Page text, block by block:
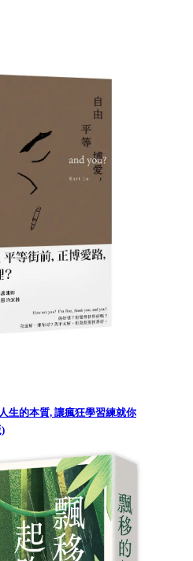
生的本質, 讓瘋狂學習練就你